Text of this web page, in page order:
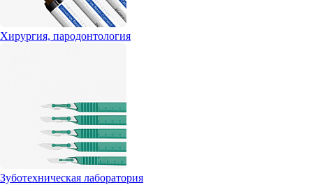
Хирургия, пародонтология
Зуботехническая лаборатория